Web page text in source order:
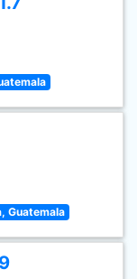
Guatemala